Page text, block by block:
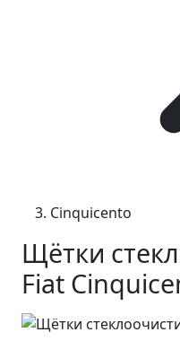
Cinquicento
Щётки
Fiat